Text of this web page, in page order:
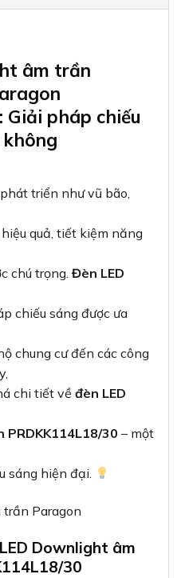
âm trần
Giải pháp chiếu
triển như vũ bão,
quả, tiết kiệm năng
chú trọng. Đèn LED
chiếu sáng được ưa
chung cư đến các công
chi tiết về đèn LED
30 – một
sáng hiện đại.
Downlight âm
30